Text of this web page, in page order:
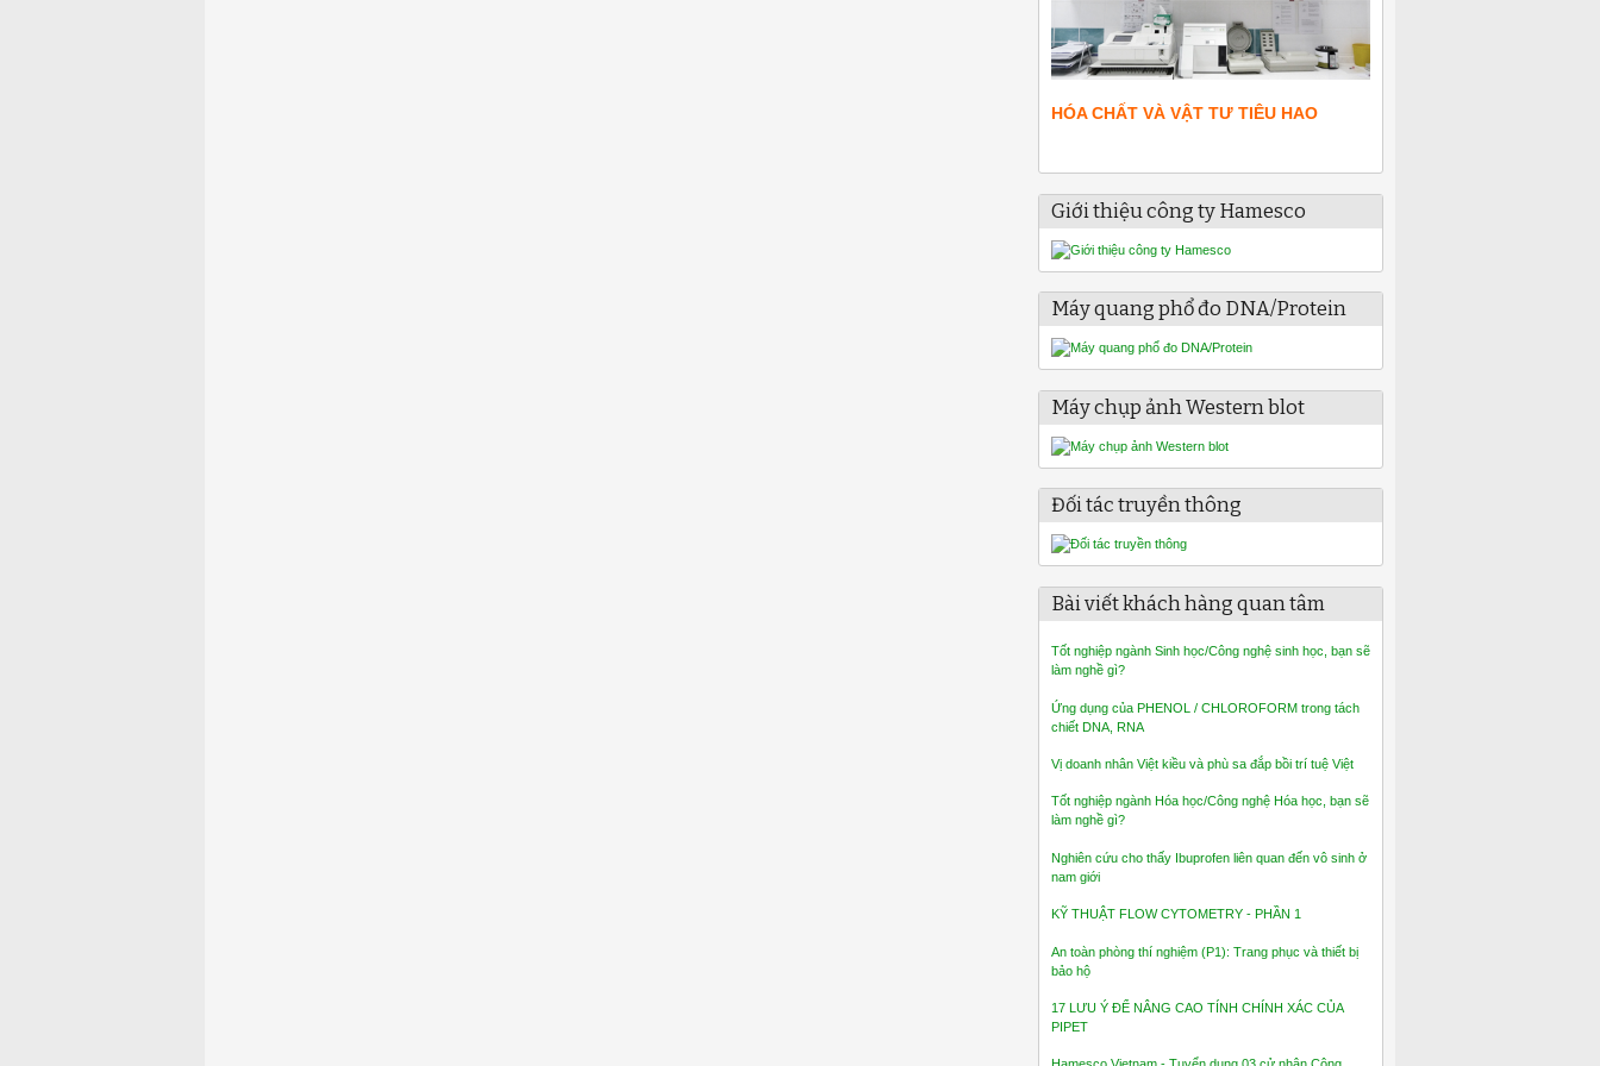
HÓA CHẤT VÀ VẬT TƯ TIÊU HAO
Giới thiệu công ty Hamesco
Máy quang phổ đo DNA/Protein
Máy chụp ảnh Western blot
Đối tác truyền thông
Bài viết khách hàng quan tâm
Tốt nghiệp ngành Sinh học/Công nghệ sinh học, bạn sẽ
làm nghề gì?
Ứng dụng của PHENOL / CHLOROFORM trong tách
chiết DNA, RNA
Vị doanh nhân Việt kiều và phù sa đắp bồi trí tuệ Việt
Tốt nghiệp ngành Hóa học/Công nghệ Hóa học, bạn sẽ
làm nghề gì?
Nghiên cứu cho thấy Ibuprofen liên quan đến vô sinh ở
nam giới
KỸ THUẬT FLOW CYTOMETRY - PHẦN 1
An toàn phòng thí nghiệm (P1): Trang phục và thiết bị
bảo hộ
17 LƯU Ý ĐỂ NÂNG CAO TÍNH CHÍNH XÁC CỦA
PIPET